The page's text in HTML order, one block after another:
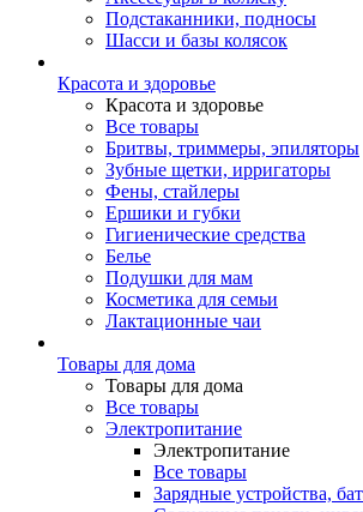
Подстаканники, подносы
Шасси и базы колясок
Красота и здоровье
Красота и здоровье
Все товары
Бритвы, триммеры, эпиляторы
Зубные щетки, ирригаторы
Фены, стайлеры
Ершики и губки
Гигиенические средства
Белье
Подушки для мам
Косметика для семьи
Лактационные чаи
Товары для дома
Товары для дома
Все товары
Электропитание
Электропитание
Все товары
Зарядные устройства,